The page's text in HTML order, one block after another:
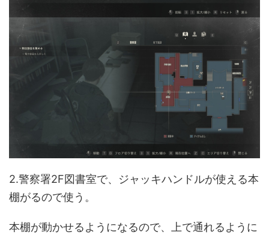
2.警察署2F図書室で、ジャッキハンドルが使える本
棚がるので使う。
本棚が動かせるようになるので、上で通れるように